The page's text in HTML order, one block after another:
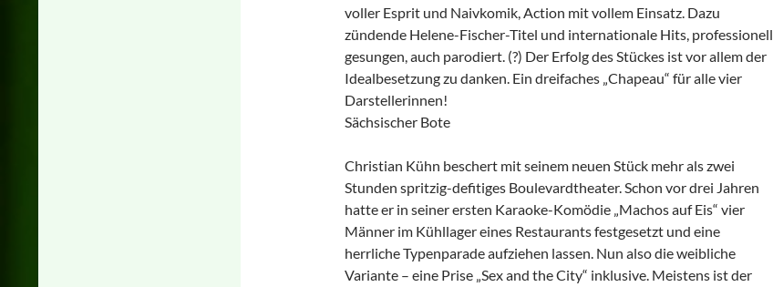
voller Esprit und Naivkomik, Action mit vollem Einsatz. Dazu
zündende Helene-Fischer-Titel und internationale Hits, professionell
gesungen, auch parodiert. (?) Der Erfolg des Stückes ist vor allem der
Idealbesetzung zu danken. Ein dreifaches „Chapeau“ für alle vier
Darstellerinnen!
Sächsischer Bote
Christian Kühn beschert mit seinem neuen Stück mehr als zwei
Stunden spritzig-defitiges Boulevardtheater. Schon vor drei Jahren
hatte er in seiner ersten Karaoke-Komödie „Machos auf Eis“ vier
Männer im Kühllager eines Restaurants festgesetzt und eine
herrliche Typenparade aufziehen lassen. Nun also die weibliche
Variante – eine Prise „Sex and the City“ inklusive. Meistens ist der